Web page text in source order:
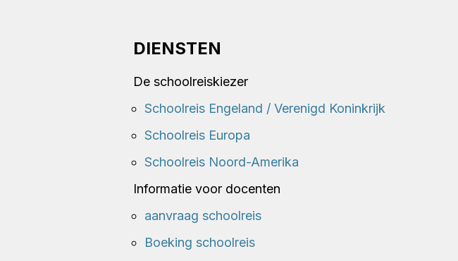
DIENSTEN
De schoolreiskiezer
Schoolreis Engeland / Verenigd Koninkrijk
Schoolreis Europa
Schoolreis Noord-Amerika
Informatie voor docenten
aanvraag schoolreis
Boeking schoolreis